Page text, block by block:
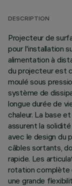
DESCRIPTION
Projecteur de
pour l'installation
alimentation à
du projecteur est
moulé sous
système de
longue durée de
chaleur. La base
assurent la
avec le design du
câbles sortants,
rapide. Les
rotation complète
une grande